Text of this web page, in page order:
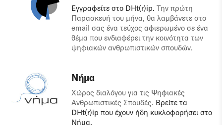
Εγγραφείτε στο DHt(r)ip. Την πρώτη
Παρασκευή του μήνα, θα λαμβάνετε στο
email σας ένα τεύχος αφιερωμένο σε ένα
θέμα που ενδιαφέρει την κοινότητα των
ψηφιακών ανθρωπιστικών σπουδών.
Νήμα
Χώρος διαλόγου για τις Ψηφιακές
Ανθρωπιστικές Σπουδές. Βρείτε τα
DHt(r)ip που έχουν ήδη κυκλοφορήσει στο
Νήμα.